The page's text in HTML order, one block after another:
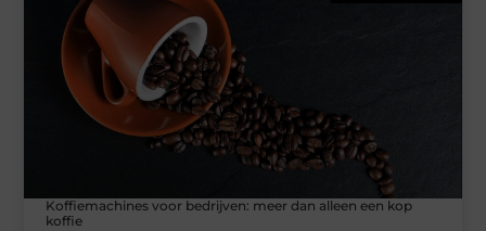
Koffiemachines voor bedrijven: meer dan alleen een kop
koffie